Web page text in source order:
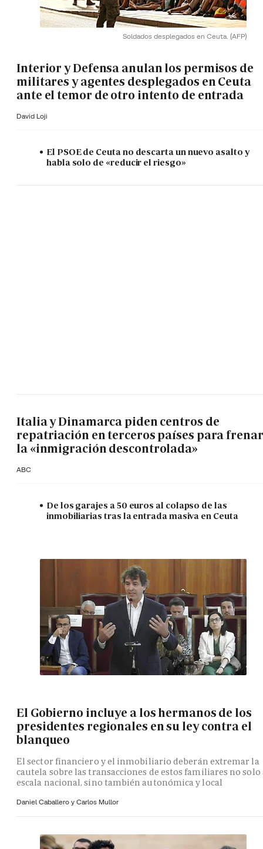
Soldados desplegados en Ceuta. (AFP)
Interior y Defensa anulan los permisos de
militares y agentes desplegados en Ceuta
ante el temor de otro intento de entrada
David Loji
El PSOE de Ceuta no descarta un nuevo asalto y
habla solo de «reducir el riesgo»
Italia y Dinamarca piden centros de
repatriación en terceros países para frenar
la «inmigración descontrolada»
ABC
De los garajes a 50 euros al colapso de las
inmobiliarias tras la entrada masiva en Ceuta
El Gobierno incluye a los hermanos de los
presidentes regionales en su ley contra el
blanqueo
El sector financiero y el inmobiliario deberán extremar la
cautela sobre las transacciones de estos familiares no solo
escala nacional, sino también autonómica y local
Daniel Caballero y Carlos Mullor